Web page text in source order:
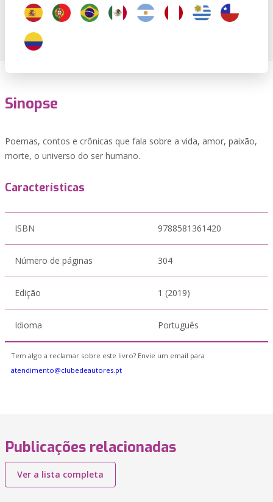
Sinopse
Poemas, contos e crônicas que fala sobre a vida, amor, paixão,
morte, o universo do ser humano.
Características
ISBN 9788581361420
Número de páginas 304
Edição 1 (2019)
Idioma Português
Tem algo a reclamar sobre este livro? Envie um email para
atendimento@clubedeautores.pt
Publicações relacionadas
Ver a lista completa